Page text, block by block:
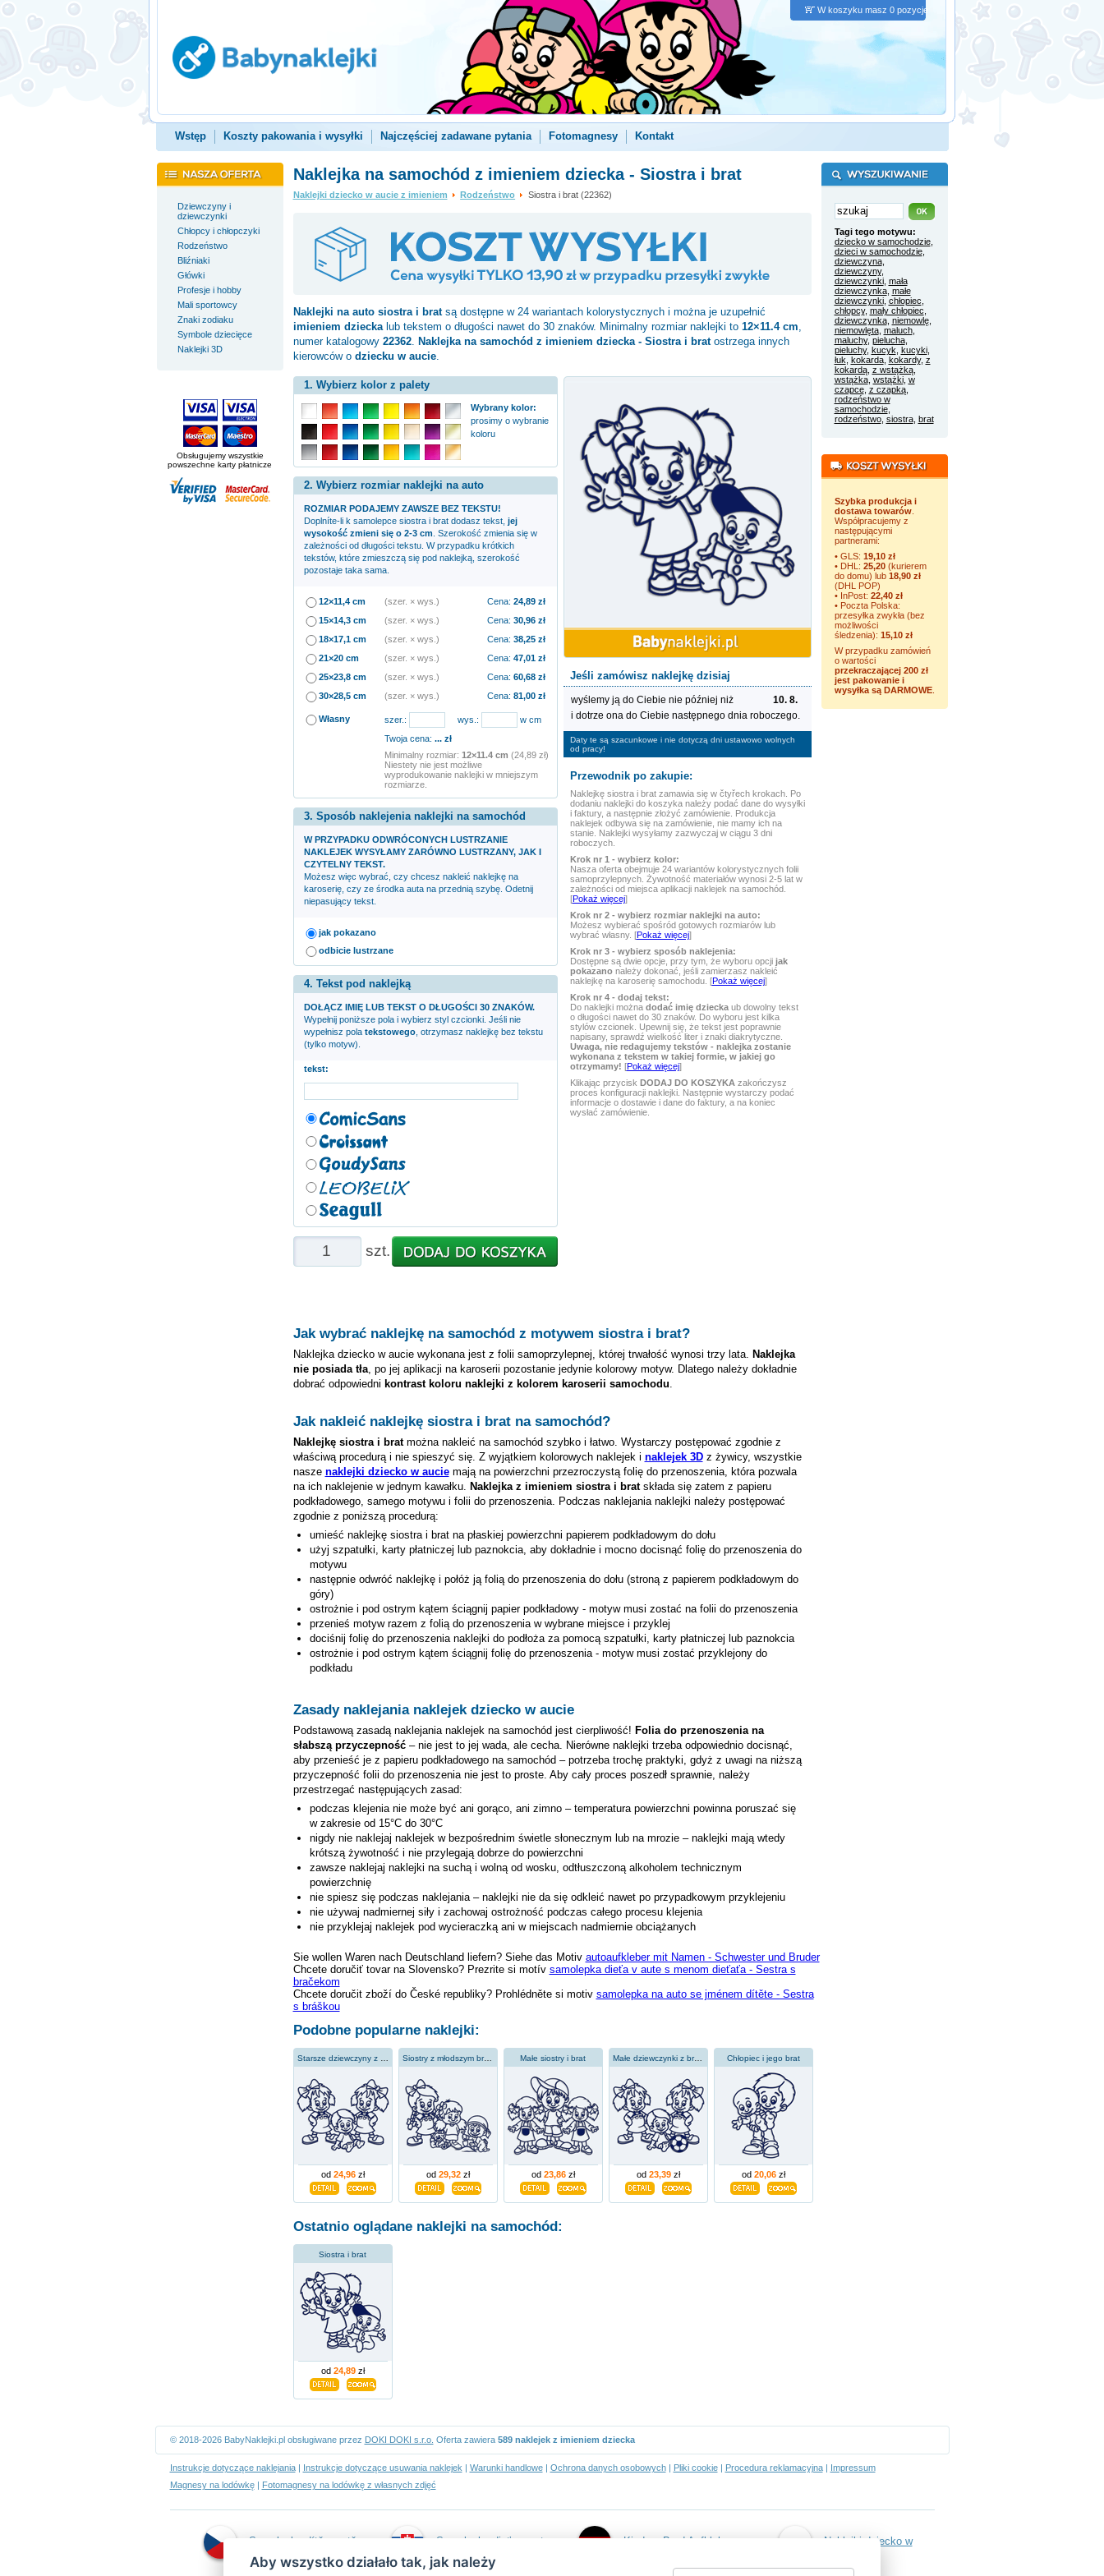
W koszyku masz 0 pozycje
Wstęp Koszty pakowania i wysyłki Najczęściej zadawane pytania Fotomagnesy Kontakt
Dziewczyny i
dziewczynki
Chłopcy i chłopczyki
Rodzeństwo
Bliźniaki
Główki
Profesje i hobby
Mali sportowcy
Znaki zodiaku
Symbole dziecięce
Naklejki 3D
Obsługujemy wszystkie
powszechne karty płatnicze
Naklejka na samochód z imieniem dziecka - Siostra i brat
Naklejki dziecko w aucie z imieniem Rodzeństwo Siostra i brat (22362)
Naklejki na auto siostra i bratsą dostępne w 24 wariantach kolorystycznych i można je uzupełnić
imieniem dzieckalub tekstem o długości nawet do 30 znaków. Minimalny rozmiar naklejki to 12×11.4 cm,
numer katalogowy 22362. Naklejka na samochód z imieniem dziecka - Siostra i bratostrzega innych
kierowców o dziecku w aucie.
Jeśli zamówisz naklejkę dzisiaj
wyślemy ją do Ciebie nie później niż
10. 8.
i dotrze ona do Ciebie następnego dnia roboczego.
Daty te są szacunkowe i nie dotyczą dni ustawowo wolnych
od pracy!
Przewodnik po zakupie:
Naklejkę siostra i bratzamawia się w čtyřech krokach. Po
dodaniu naklejki do koszyka należy podać dane do wysyłki
i faktury, a następnie złożyć zamówienie. Produkcja
naklejek odbywa się na zamówienie, nie mamy ich na
stanie. Naklejki wysyłamy zazwyczaj w ciągu 3 dni
roboczych.
Krok nr 1 - wybierz kolor:
Nasza oferta obejmuje 24 wariantów kolorystycznych folii
samoprzylepnych. Żywotność materiałów wynosi 2-5 lat w
zależności od miejsca aplikacji naklejek na samochód.
[Pokaż więcej]
Krok nr 2 - wybierz rozmiar naklejki na auto:
Możesz wybierać spośród gotowych rozmiarów lub
wybrać własny. [Pokaż więcej]
Krok nr 3 - wybierz sposób naklejenia:
Dostępne są dwie opcje, przy tym, że wyboru opcji jak
pokazanonależy dokonać, jeśli zamierzasz nakleić
naklejkę na karoserię samochodu. [Pokaż więcej]
Krok nr 4 - dodaj tekst:
Do naklejki można dodać imię dzieckaub dowolny tekst
o długości nawet do 30 znaków. Do wyboru jest kilka
stylów czcionek. Upewnij się, że tekst jest poprawnie
napisany, sprawdź wielkość liter i znaki diakrytyczne.
Uwaga, nie redagujemy tekstów - naklejka zostanie
wykonana z tekstem w takiej formie, w jakiej go
otrzymamy! [Pokaż więcej]
Klikając przycisk DODAJ DO KOSZYKA zakończysz
proces konfiguracji naklejki. Następnie wystarczy podać
informacje o dostawie i dane do faktury, a na koniec
wysłać zamówienie.
1. Wybierz kolor z palety
Wybrany kolor:
prosimy o wybranie
koloru
2. Wybierz rozmiar naklejki na auto
ROZMIAR PODAJEMY ZAWSZE BEZ TEKSTU!
Doplníte-li k samolepce siostra i bratdodasz tekst, jej
wysokość zmieni się o 2-3 cm. Szerokość zmienia się w
zależności od długości tekstu. W przypadku krótkich
tekstów, które zmieszczą się pod naklejką, szerokość
pozostaje taka sama.
12×11,4 cm (szer. × wys.) Cena: 24,89zł
15×14,3 cm
(szer. × wys.) Cena: 30,96zł
18×17,1 cm
(szer. × wys.) Cena: 38,25zł
21×20 cm
(szer. × wys.) Cena: 47,01zł
25×23,8 cm
(szer. × wys.) Cena: 60,68zł
30×28,5 cm
(szer. × wys.) Cena: 81,00zł
Własny szer.: wys.:
w cm
Twoja cena: ...zł
Minimalny rozmiar: 12×11.4 cm (24,89 zł)
Niestety nie jest możliwe
wyprodukowanie naklejki w mniejszym
rozmiarze.
3. Sposób naklejenia naklejki na samochód
W PRZYPADKU ODWRÓCONYCH LUSTRZANIE
NAKLEJEK WYSYŁAMY ZARÓWNO LUSTRZANY, JAK I
CZYTELNY TEKST.
Możesz więc wybrać, czy chcesz nakleić naklejkę na
karoserię, czy ze środka auta na przednią szybę. Odetnij
niepasujący tekst.
jak pokazano
odbicie lustrzane
4. Tekst pod naklejką
DOŁĄCZ IMIĘ LUB TEKST O DŁUGOŚCI 30 ZNAKÓW.
Wypełnij poniższe pola i wybierz styl czcionki. Jeśli nie
wypełnisz pola tekstowego, otrzymasz naklejkę bez tekstu
(tylko motyw).
tekst:
szt.
Jak wybrać naklejkę na samochód z motywem siostra i brat?
Naklejka dziecko w aucie wykonana jest z folii samoprzylepnej, której trwałość wynosi trzy lata. Naklejka
nie posiada tła, po jej aplikacji na karoserii pozostanie jedynie kolorowy motyw. Dlatego należy dokładnie
dobrać odpowiedni kontrast koloru naklejki z kolorem karoserii samochodu.
Jak nakleić naklejkę siostra i bratna samochód?
Naklejkę siostra i bratmożna nakleić na samochód szybko i łatwo. Wystarczy postępować zgodnie z
właściwą procedurą i nie spieszyć się. Z wyjątkiem kolorowych naklejek i naklejek 3Dz żywicy, wszystkie
nasze naklejki dziecko w auciemają na powierzchni przezroczystą folię do przenoszenia, która pozwala
na ich naklejenie w jednym kawałku. Naklejka z imieniem siostra i bratskłada się zatem z papieru
podkładowego, samego motywu i folii do przenoszenia. Podczas naklejania naklejki należy postępować
zgodnie z poniższą procedurą:
umieść naklejkę siostra i bratna płaskiej powierzchni papierem podkładowym do dołu
użyj szpatułki, karty płatniczej lub paznokcia, aby dokładnie i mocno docisnąć folię do przenoszenia do
motywu
następnie odwróć naklejkę i połóż ją folią do przenoszenia do dołu (stroną z papierem podkładowym do
góry)
ostrożnie i pod ostrym kątem ściągnij papier podkładowy - motyw musi zostać na folii do przenoszenia
przenieś motyw razem z folią do przenoszenia w wybrane miejsce i przyklej
dociśnij folię do przenoszenia naklejki do podłoża za pomocą szpatułki, karty płatniczej lub paznokcia
ostrożnie i pod ostrym kątem ściągnij folię do przenoszenia - motyw musi zostać przyklejony do
podkładu
Zasady naklejania naklejek dziecko w aucie
Podstawową zasadą naklejania naklejek na samochód jest cierpliwość! Folia do przenoszenia na
słabszą przyczepność– nie jest to jej wada, ale cecha. Nierówne naklejki trzeba odpowiednio docisnąć,
aby przenieść je z papieru podkładowego na samochód – potrzeba trochę praktyki, gdyż z uwagi na niższą
przyczepność folii do przenoszenia nie jest to proste. Aby cały proces poszedł sprawnie, należy
przestrzegać następujących zasad:
podczas klejenia nie może być ani gorąco, ani zimno – temperatura powierzchni powinna poruszać się
w zakresie od 15°C do 30°C
nigdy nie naklejaj naklejek w bezpośrednim świetle słonecznym lub na mrozie – naklejki mają wtedy
krótszą żywotność i nie przylegają dobrze do powierzchni
zawsze naklejaj naklejki na suchą i wolną od wosku, odtłuszczoną alkoholem technicznym
powierzchnię
nie spiesz się podczas naklejania – naklejki nie da się odkleić nawet po przypadkowym przyklejeniu
nie używaj nadmiernej siły i zachowaj ostrożność podczas całego procesu klejenia
nie przyklejaj naklejek pod wycieraczką ani w miejscach nadmiernie obciążanych
Sie wollen Waren nach Deutschland liefern? Siehe das Motiv autoaufkleber mit Namen - Schwester und Bruder
Chcete doručiť tovar na Slovensko? Prezrite si motív samolepka dieťa v aute s menom dieťaťa - Sestra s
bračekom
Chcete doručit zboží do České republiky? Prohlédněte si motiv samolepka na auto se jménem dítěte - Sestra
s bráškou
Podobne popularne naklejki:
Starsze dziewczyny z moim bratem
od 24,96zł
Siostry z młodszym bratem
od 29,32zł
Małe siostry i brat
od 23,86zł
Małe dziewczynki z bratem
od 23,39zł
Chłopiec i jego brat
od 20,06zł
Ostatnio oglądane naklejki na samochód:
Siostra i brat
od 24,89zł
Tagi tego motywu:
dziecko w samochodzie,
dzieci w samochodzie,
dziewczyna,
dziewczyny,
dziewczynki, mała
dziewczynka, małe
dziewczynki, chłopiec
chłopcy, mały chłopiec
dziewczynka, niemowlę,
niemowlęta, maluch,
maluchy, pielucha,
pieluchy, kucyk kucyki,
łuk kokarda, kokardy, z
kokardą, z wstążką,
wstążka, wstążki, w
czapce, z czapką,
rodzeństwo w
samochodzie,
rodzeństwo, siostra, brat
Szybka produkcja i
dostawa towarów.
Współpracujemy z
następującymi
partnerami:
• GLS: 19,10 zł
• DHL: 25,20(kurierem
do domu) lub 18,90 zł
(DHL POP)
• InPost: 22,40 zł
• Poczta Polska:
przesyłka zwykła (bez
możliwości
śledzenia): 15,10 zł
W przypadku zamówień
o wartości
przekraczającej 200 zł
jest pakowanie i
wysyłka są DARMOWE.
© 2018-2026 BabyNaklejki.pl obsługiwane przez DOKI DOKI s.r.o. Oferta zawiera 589 naklejek z imieniem dziecka
Instrukcje dotyczące naklejania| Instrukcje dotyczące usuwania naklejek | Warunki handlowe| Ochrona danych osobowych| Pliki cookie| Procedura reklamacyjna| Impressum
Magnesy na lodówkę| Fotomagnesy na lodówkę z własnych zdjęć
Samolepky dítě v autě Samolepky dieťa v aute Kind an Bord Aufkleber Naklejki dziecko w
Aby wszystko działało tak, jak należy